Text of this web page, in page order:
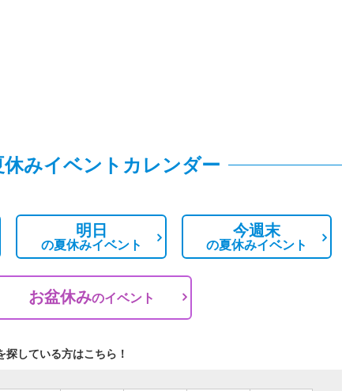
休みイベントカレンダー
明日
の夏休みイベント
今週末
の夏休みイベント
お盆休みのイベント
している方はこちら！